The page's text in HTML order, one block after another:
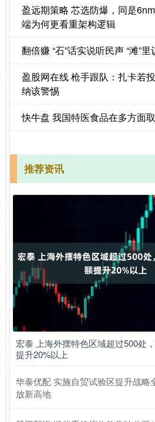
盈远期策略 芯选防爆，同是
端为何更看重架构逻辑
翻倍赚 “石”话实说听民声 “滩”
盈股网在线 枪手跟队：扎卡若
纳该警惕
快牛盘 我国特医食品在多方面
推荐资讯
宏泰 上海外摆特色区域超过500处
提升20%以上
华泰优配 实施自贸试验区提升战略
放新高地